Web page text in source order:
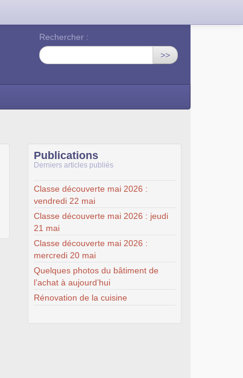
Rechercher :
>>
Publications
Derniers articles publiés
Classe découverte mai 2026 :
vendredi 22 mai
Classe découverte mai 2026 : jeudi
21 mai
Classe découverte mai 2026 :
mercredi 20 mai
Quelques photos du bâtiment de
l’achat à aujourd’hui
Rénovation de la cuisine